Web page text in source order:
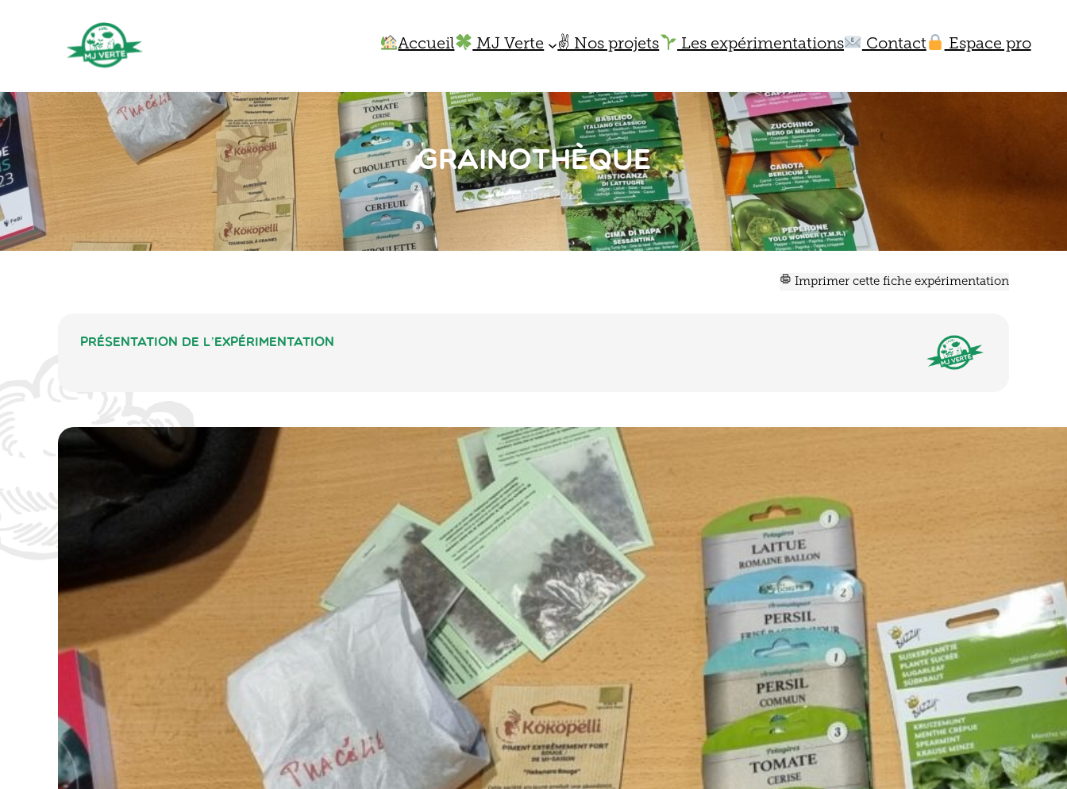
Accueil MJ Verte ✌️ Nos projets Les expérimentations Contact Espace pro
Grainothèque
30 octobre 2023
Imprimer cette fiche expérimentation
Présentation de l’expérimentation
Nous cherchons des graines de qualité et non stériles comme dans la
plupart des commerces.
Forcé de constater que sur Liège, nous sommes pauvres, très pauvres.
Nous nous sommes dit que nous devions faire tous ce qu’il était possible
pour éviter cette
catastrophe en constituant nous même une grainothèque et proposé
des échanges.